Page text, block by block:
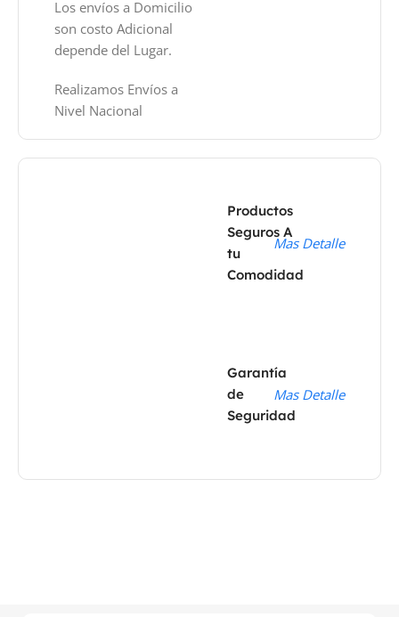
Los envíos a Domicilio
son costo Adicional
depende del Lugar.
Realizamos Envíos a
Nivel Nacional
Productos
Seguros A
tu
Comodidad
Mas Detalle
Garantía
de
Seguridad
Mas Detalle